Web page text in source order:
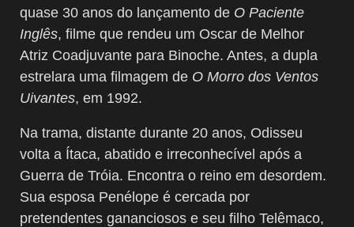
quase 30 anos do lançamento de O Paciente
Inglês, filme que rendeu um Oscar de Melhor
Atriz Coadjuvante para Binoche. Antes, a dupla
estrelara uma filmagem de O Morro dos Ventos
Uivantes, em 1992.
Na trama, distante durante 20 anos, Odisseu
volta a Ítaca, abatido e irreconhecível após a
Guerra de Tróia. Encontra o reino em desordem.
Sua esposa Penélope é cercada por
pretendentes gananciosos e seu filho Telêmaco,